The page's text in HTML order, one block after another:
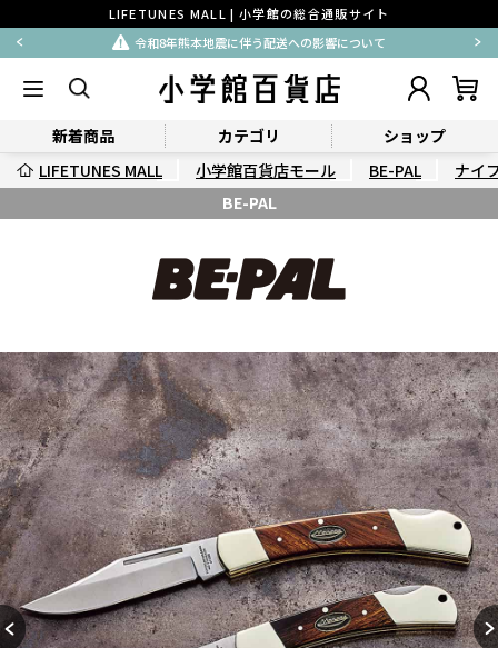
LIFETUNES MALL | 小学館の総合通販サイト
令和8年熊本地震に伴う配送への影響について
新着商品 カテゴリ
ショップ
LIFETUNES MALL
小学館百貨店モール BE-PAL
ナイ
BE-PAL